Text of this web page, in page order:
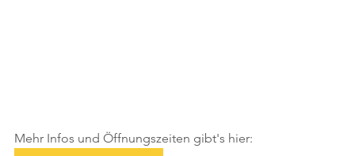
Mehr Infos und Öffnungszeiten gibt's hier: